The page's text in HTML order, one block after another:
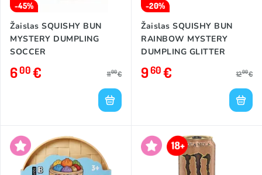
-45%
Žaislas SQUISHY BUN
MYSTERY DUMPLING
SOCCER
600€ 1100€
-20%
Žaislas SQUISHY BUN
RAINBOW MYSTERY
DUMPLING GLITTER
960€ 1200€